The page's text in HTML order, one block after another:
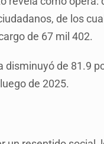
patrio costará
señalética en el
y Paco
Patio
de los
de 67 mil 402.
disminuyó de 81.9
de 2025.